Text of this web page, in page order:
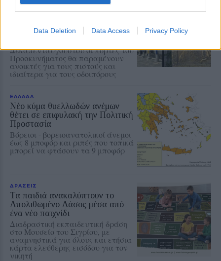
Data Deletion Data Access Privacy Policy
Μέρα και νύχτα ανοιχτές οι
πόρτες της Παναγίας στην
Από το πρωί της Τετάρτης έως τα
Δεκαπενταύγουστου οι πόρτες του
Προσκυνήματος θα παραμένουν
ανοικτές για τους πιστούς και
ιδιαίτερα για τους οδοιπόρους
ΕΛΛΑΔΑ
Νέο κύμα θυελλωδών ανέμων
θέτει σε επιφυλακή την Πολιτική
Προστασία
Βόρειοι - βορειοανατολικοί άνεμοι
έως 8 μποφόρ και ριπές που τοπικά
μπορεί να φτάσουν τα 9 μποφόρ
ΔΡΑΣΕΙΣ
Τα παιδιά ανακαλύπτουν το
Απολιθωμένο Δάσος μέσα από
ένα νέο παιχνίδι
Διαδραστική εκπαιδευτική δράση
στο Μουσείο του Σιγρίου, με
αναμνηστικά για όλους και ετήσια
κάρτα ελεύθερης εισόδου για τον
νικητή